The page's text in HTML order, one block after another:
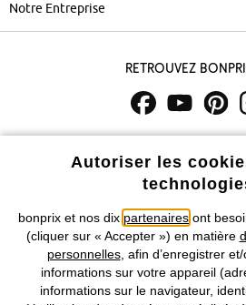
Notre Entreprise
Retrouvez
Données personnelles
Mentions légales
©2026 bonprix.Tous
Autoriser les
bonprix et nos dix partenaires ont
(cliquer sur « Accepter ») en matière
personnelles, afin d’enregistrer
informations sur votre appareil
informations sur le navigateur,